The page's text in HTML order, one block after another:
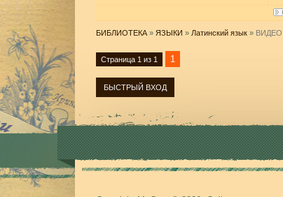
БИБЛИОТЕКА » ЯЗЫКИ » Латинский язык » ВИДЕО
Страница 1 из 1 1